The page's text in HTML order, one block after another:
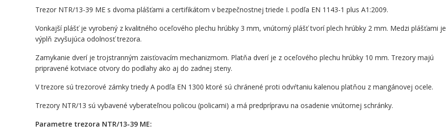
Trezor NTR/13-39 ME s dvoma plášťami a certifikátom v bezpečnostnej triede I. podľa EN 1143-1 plus A1:2009.
Vonkajší plášť je vyrobený z kvalitného oceľového plechu hrúbky 3 mm, vnútorný plášť tvorí plech hrúbky 2 mm. Medzi plášťami je
výplň zvyšujúca odolnosť trezora.
Zamykanie dverí je trojstranným zaisťovacím mechanizmom. Platňa dverí je z oceľového plechu hrúbky 10 mm. Trezory majú
pripravené kotviace otvory do podlahy ako aj do zadnej steny.
V trezore sú trezorové zámky triedy A podľa EN 1300 ktoré sú chránené proti odvŕtaniu kalenou platňou z mangánovej ocele.
Trezory NTR/13 sú vybavené vyberateľnou policou (policami) a má predprípravu na osadenie vnútornej schránky.
Parametre trezora NTR/13-39 ME: